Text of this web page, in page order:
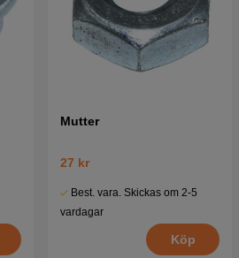
Mutter
27 kr
Best. vara. Skickas om 2-5
vardagar
Köp